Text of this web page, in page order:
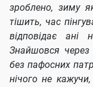
зроблено, зиму
тішить, час
відповідає ані
Знайшовся через
без пафосних
нічого не